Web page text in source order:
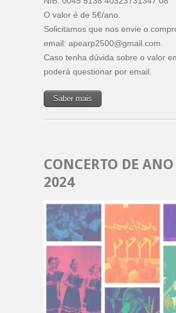
O valor é de 5€/ano.
Solicitamos que nos envie o
email: apearp2500@gmail.com.
Caso tenha dúvida sobre o valor
poderá questionar por email.
Saber mais
CONCERTO DE
2024